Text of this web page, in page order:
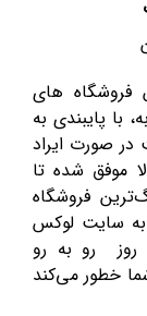
فروشگاه های
با پایبندی به
صورت ایراد
موفق شده تا
فروشگاه
به سایت لوکس
رو به رو
خطور می‌کند